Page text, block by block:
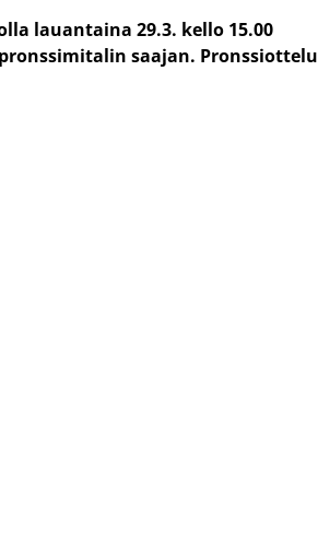
lauantaina 29.3. kello 15.00
saajan. Pronssiottelu